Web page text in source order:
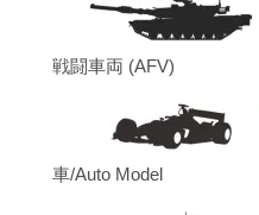
戦闘車両 (AFV)
車/Auto Model